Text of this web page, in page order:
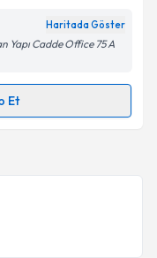
Haritada Göster
Yapı Cadde Office 75 A
Et
e-posta ile